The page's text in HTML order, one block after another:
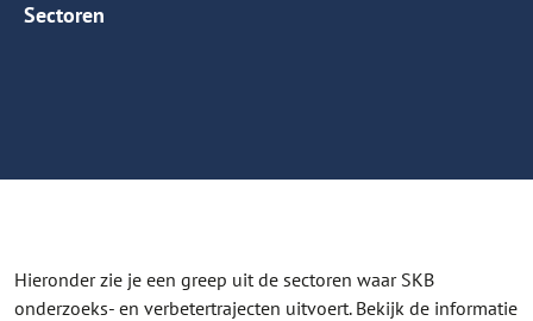
Sectoren
Hieronder zie je een greep uit de sectoren waar SKB
onderzoeks- en verbetertrajecten uitvoert. Bekijk de informatie